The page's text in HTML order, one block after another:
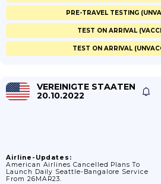
PRE-TRAVEL TESTING
TEST ON ARRIVAL
TEST ON ARRIVAL
VEREINIGTE STAATEN
20.10.2022
Airline-Updates:
American Airlines Cancelled Plans To
Launch Daily Seattle-Bangalore Service
From 26MAR23.